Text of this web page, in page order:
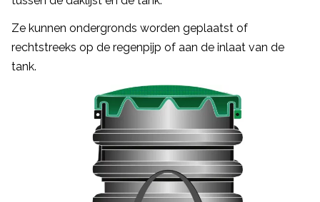
Ze kunnen ondergronds worden geplaatst of
rechtstreeks op de regenpijp of aan de inlaat van de
tank.